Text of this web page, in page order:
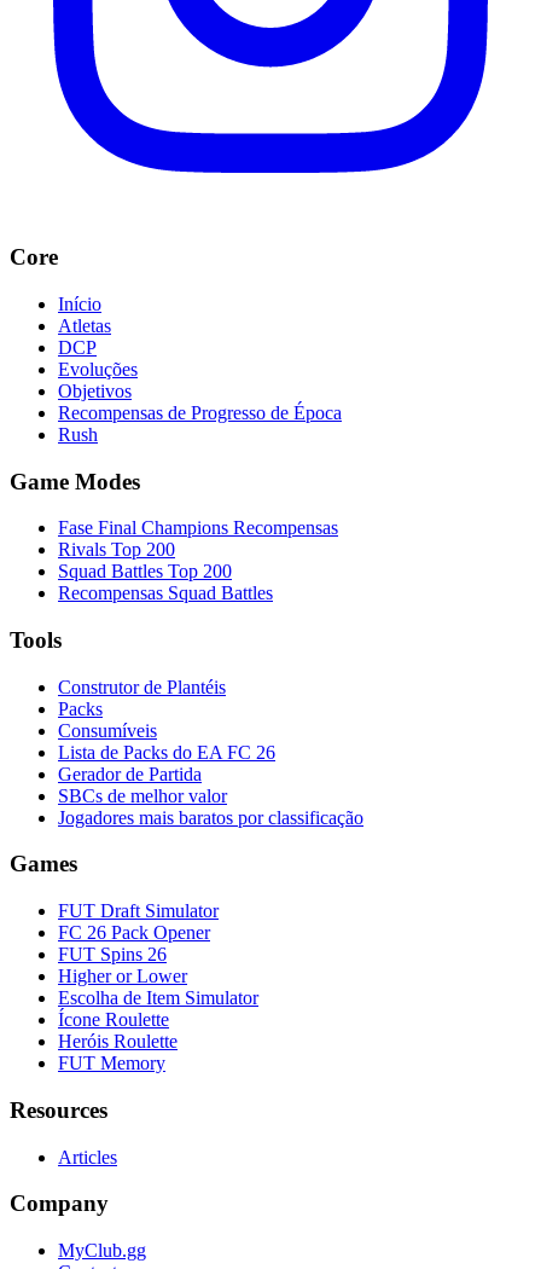
Core
Início
Atletas
DCP
Evoluções
Objetivos
Recompensas de Progresso de Época
Rush
Game Modes
Fase Final Champions Recompensas
Rivals Top 200
Squad Battles Top 200
Recompensas Squad Battles
Tools
Construtor de Plantéis
Packs
Consumíveis
Lista de Packs do EA FC 26
Gerador de Partida
SBCs de melhor valor
Jogadores mais baratos por classificação
Games
FUT Draft Simulator
FC 26 Pack Opener
FUT Spins 26
Higher or Lower
Escolha de Item Simulator
Ícone Roulette
Heróis Roulette
FUT Memory
Resources
Articles
Company
MyClub.gg